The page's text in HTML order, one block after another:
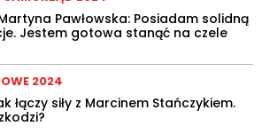
Martyna Pawłowska: Posiadam solidną
Jestem gotowa stanąć na czele
2024
łączy siły z Marcinem Stańczykiem.